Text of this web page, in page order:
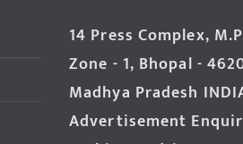
14 Press Complex,
Zone - 1, Bhopal -
Madhya Pradesh
Advertisement